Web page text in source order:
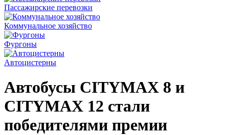
Пассажирские перевозки
Коммунальное хозяйство
Фургоны
Автоцистерны
Автобусы CITYMAX 8 и
CITYMAX 12 стали
победителями премии